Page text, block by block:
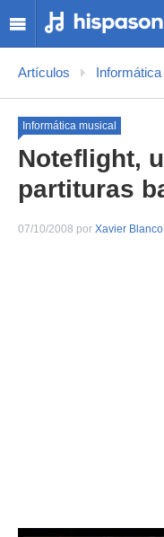
Artículos
Informática musical
Noteflight,
partituras
07/10/2008 por Xavier Blanco